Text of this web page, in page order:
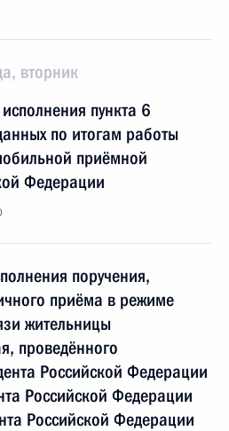
вторник
пункта 6
по итогам работы
приёмной
Федерации
поручения,
приёма в режиме
жительницы
проведённого
Российской Федерации
Российской Федерации
Российской Федерации